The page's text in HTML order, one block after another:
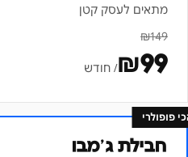
מתאים לעסק קטן
₪149
₪99 / חודש
פופולרי
חבילת ג׳מבו